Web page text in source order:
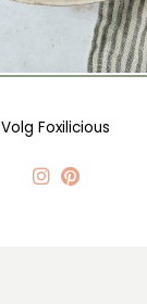
Volg Foxilicious